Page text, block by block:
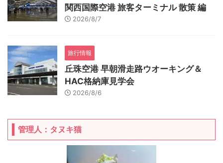
関西国際空港 旅客ターミナル 散策 編
2026/8/7
旅行情報
丘珠空港 早朝滑走路ウオーキング＆
HAC格納庫見学会
2026/8/6
管理人：タヌキ猫